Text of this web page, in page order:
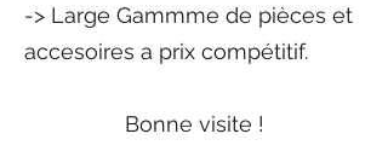
​-> Large Gammme de pièces et
accesoires a prix compétitif.
Bonne visite !